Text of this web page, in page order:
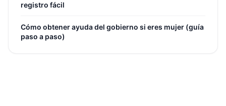
registro fácil
Cómo obtener ayuda del gobierno si eres mujer (guía
paso a paso)